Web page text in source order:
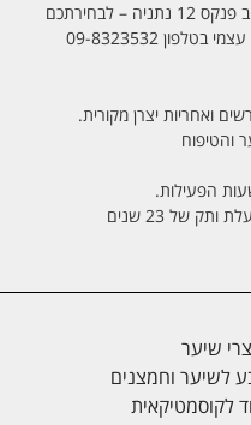
09-8323532
ואחריות יצרן מקורית.
הפעילות.
של 23 שנים
שיער
לשיער וחמצנים
לקוסמטיקאית